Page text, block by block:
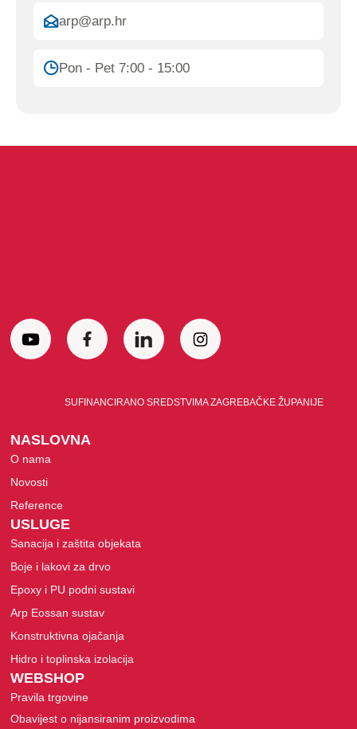
arp@arp.hr
Pon - Pet 7:00 - 15:00
SUFINANCIRANO SREDSTVIMA ZAGREBAČKE ŽUPANIJE
NASLOVNA
O nama
Novosti
Reference
USLUGE
Sanacija i zaštita objekata
Boje i lakovi za drvo
Epoxy i PU podni sustavi
Arp Eossan sustav
Konstruktivna ojačanja
Hidro i toplinska izolacija
WEBSHOP
Pravila trgovine
Obavijest o nijansiranim proizvodima